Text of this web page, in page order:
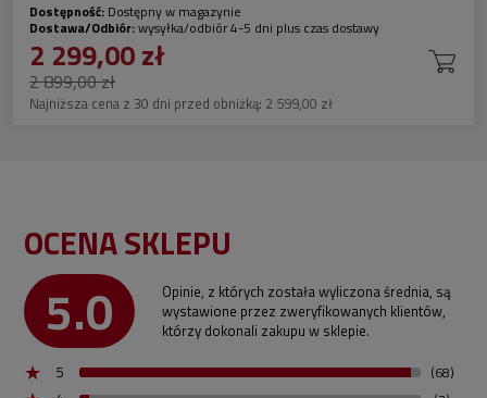
Dostępność: Dostępny w magazynie
Dostawa/Odbiór:wysyłka/odbiór 4-5 dni plus czas dostawy
2 299,00 zł
2 899,00 zł
Najniższa cena z 30 dni przed obniżką: 2 599,00 zł
OCENA SKLEPU
5.0
Opinie, z których została wyliczona średnia, są
wystawione przez zweryfikowanych klientów,
którzy dokonali zakupu w sklepie.
5
(68)